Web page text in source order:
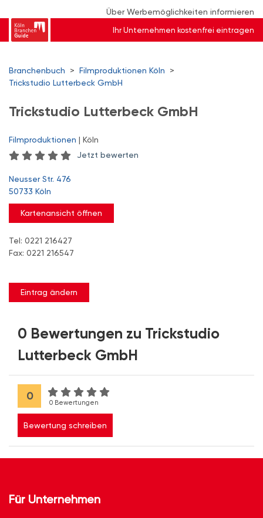
Über Werbemöglichkeiten informieren
Ihr Unternehmen kostenfrei eintragen
Branchenbuch > Filmproduktionen Köln
>
Trickstudio Lutterbeck GmbH
Trickstudio Lutterbeck GmbH
Filmproduktionen | Köln
Jetzt bewerten
Neusser Str. 476
50733 Köln
Kartenansicht öffnen
Tel: 0221 216427
Fax: 0221 216547
Eintrag ändern
0 Bewertungen zu Trickstudio
Lutterbeck GmbH
0
0 Bewertungen
Bewertung schreiben
Für Unternehmen